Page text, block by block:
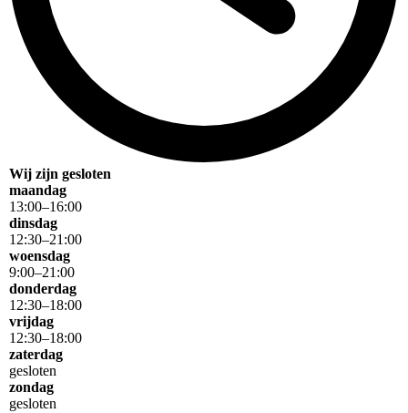
Wij zijn gesloten
maandag
13:00–16:00
dinsdag
12:30–21 :00
woensdag
9:00–21 :00
donderdag
12:30–18:00
vrijdag
12:30–18:00
zaterdag
gesloten
zondag
gesloten